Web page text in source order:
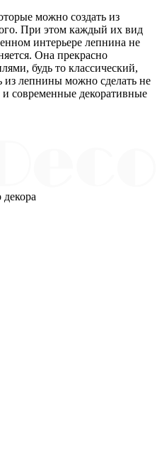
можно создать из
При этом каждый их вид
интерьере лепнина не
Она прекрасно
будь то классический,
из лепнины можно сделать не
современные декоративные